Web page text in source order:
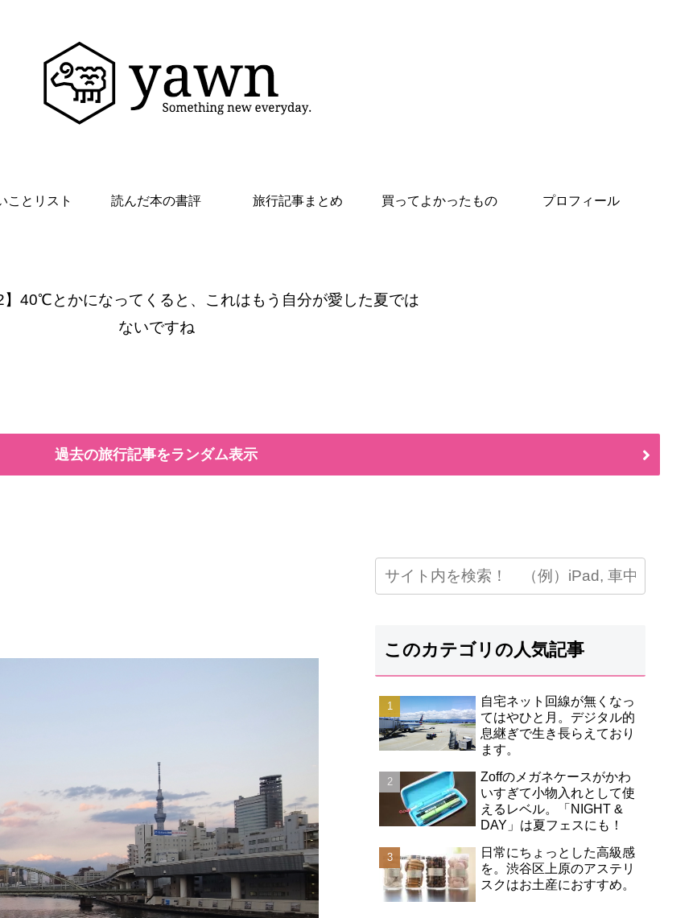
ことリスト 読んだ本の書評 旅行記事まとめ 買ってよかったもの プロフィール
】40℃とかになってくると、これはもう自分が愛した夏では
ないですね
過去の旅行記事をランダム表示
このカテゴリの人気記事
自宅ネット回線が無くなっ
てはやひと月。デジタル的
息継ぎで生き長らえており
ます。
Zoffのメガネケースがかわ
いすぎて小物入れとして使
えるレベル。「NIGHT &
DAY」は夏フェスにも！
日常にちょっとした高級感
を。渋谷区上原のアステリ
スクはお土産におすすめ。